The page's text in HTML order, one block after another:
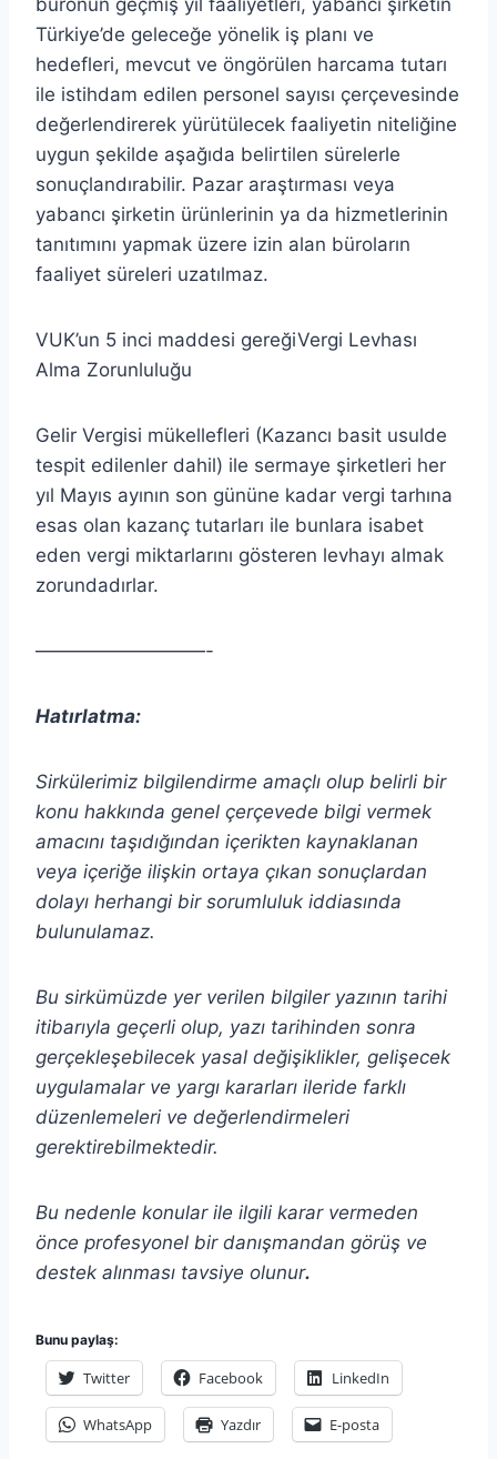
Türkiye’de geleceğe yönelik iş planı ve
hedefleri, mevcut ve öngörülen harcama tutarı
ile istihdam edilen personel sayısı çerçevesinde
değerlendirerek yürütülecek faaliyetin niteliğine
uygun şekilde aşağıda belirtilen sürelerle
sonuçlandırabilir. Pazar araştırması veya
yabancı şirketin ürünlerinin ya da hizmetlerinin
tanıtımını yapmak üzere izin alan büroların
faaliyet süreleri uzatılmaz.
VUK’un 5 inci maddesi gereğiVergi Levhası
Alma Zorunluluğu
Gelir Vergisi mükellefleri (Kazancı basit usulde
tespit edilenler dahil) ile sermaye şirketleri her
yıl Mayıs ayının son gününe kadar vergi tarhına
esas olan kazanç tutarları ile bunlara isabet
eden vergi miktarlarını gösteren levhayı almak
zorundadırlar.
—————————-
Hatırlatma:
Sirkülerimiz bilgilendirme amaçlı olup belirli bir
konu hakkında genel çerçevede bilgi vermek
amacını taşıdığından içerikten kaynaklanan
veya içeriğe ilişkin ortaya çıkan sonuçlardan
dolayı herhangi bir sorumluluk iddiasında
bulunulamaz.
Bu sirkümüzde yer verilen bilgiler yazının tarihi
itibarıyla geçerli olup, yazı tarihinden sonra
gerçekleşebilecek yasal değişiklikler, gelişecek
uygulamalar ve yargı kararları ileride farklı
düzenlemeleri ve değerlendirmeleri
gerektirebilmektedir.
Bu nedenle konular ile ilgili karar vermeden
önce profesyonel bir danışmandan görüş ve
destek alınması tavsiye olunur.
Bunu paylaş:
Twitter Facebook LinkedIn
WhatsApp Yazdır E-posta